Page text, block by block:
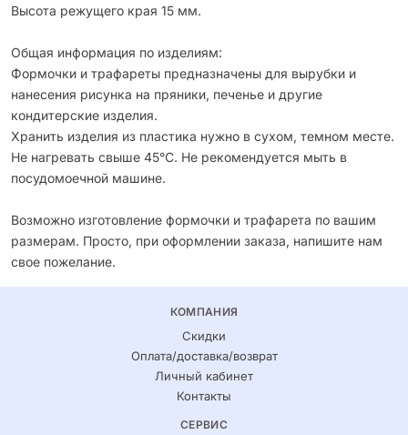
Высота режущего края 15 мм.
Общая информация по изделиям:
Формочки и трафареты предназначены для вырубки и
нанесения рисунка на пряники, печенье и другие
кондитерские изделия.
Хранить изделия из пластика нужно в сухом, темном месте.
Не нагревать свыше 45°С. Не рекомендуется мыть в
посудомоечной машине.
Возможно изготовление формочки и трафарета по вашим
размерам. Просто, при оформлении заказа, напишите нам
свое пожелание.
КОМПАНИЯ
Скидки
Оплата/доставка/возврат
Личный кабинет
Контакты
СЕРВИС